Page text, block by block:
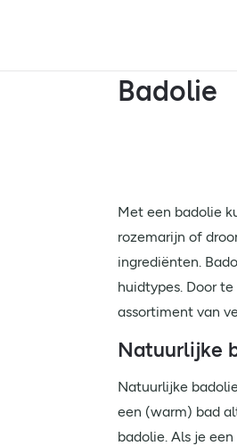
Badolie
Met een badolie
rozemarijn of
ingrediënten.
huidtypes. Door
assortiment van
Natuurlijke
Natuurlijke
een (warm) bad
badolie. Als je